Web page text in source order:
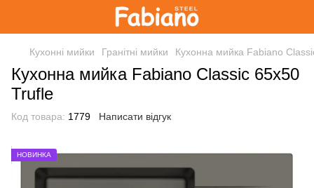
Кухонні мийки Гранітні мийки Кухонна мийка Fabiano
Кухонна мийка Fabiano Classic 65x50
Trufle
Код товара: 1779 Написати відгук
НОВИНКА